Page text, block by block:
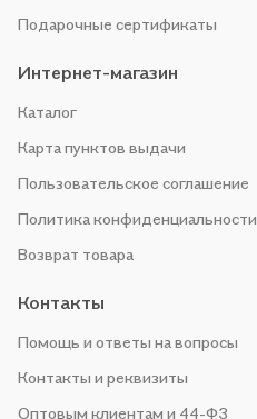
Подарочные сертификаты
Интернет-магазин
Каталог
Карта пунктов выдачи
Пользовательское соглашение
Политика конфиденциальности
Возврат товара
Контакты
Помощь и ответы на вопросы
Контакты и реквизиты
Оптовым клиентам и 44-ФЗ